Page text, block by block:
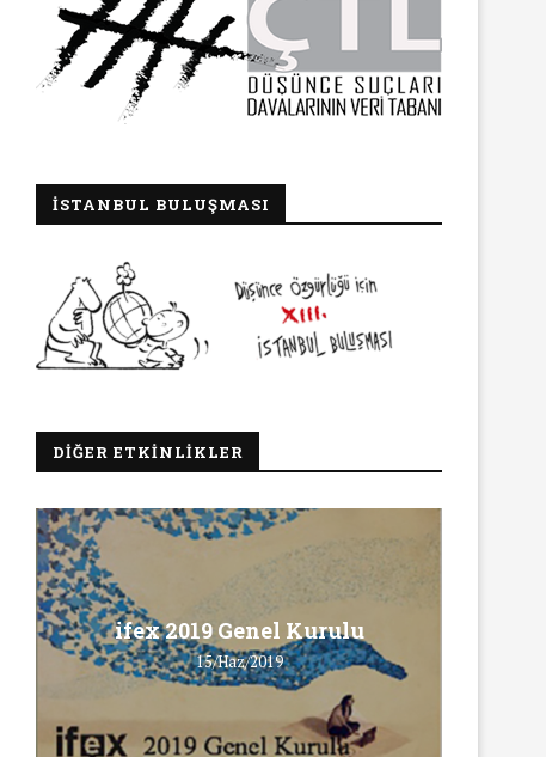
İSTANBUL BULUŞMASI
DIĞER ETKINLIKLER
ifex 2019 Genel Kurulu
15/Haz/2019